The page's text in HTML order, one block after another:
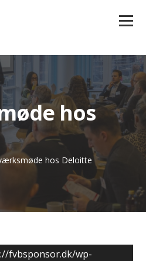
Menu
hos
hos Deloitte
fvbsponsor.dk/wp-